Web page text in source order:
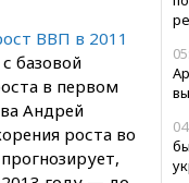
ВВП в 2011
базовой
в первом
Андрей
роста во